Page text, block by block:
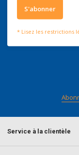
4 / 5 Nous
Service à la clientèle
S'abonner
* Lisez les restrictions